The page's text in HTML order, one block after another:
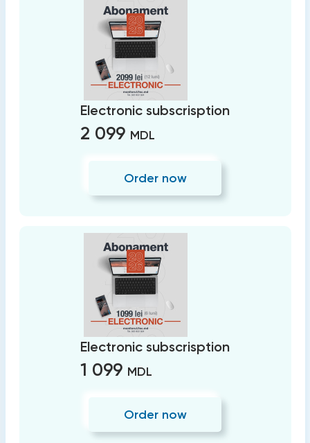
Electronic subscrisption
2 099 MDL
Order now
Electronic subscrisption
1 099 MDL
Order now